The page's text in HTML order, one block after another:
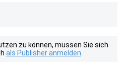
zu können, müssen Sie sich
als Publisher anmelden